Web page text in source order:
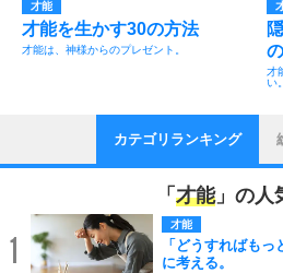
才能
才能を生かす30の方法
才能は、神様からのプレゼント。
才
い。
カテゴリランキング
「 才能」の人
1
才能
「どうすればも
に考える。